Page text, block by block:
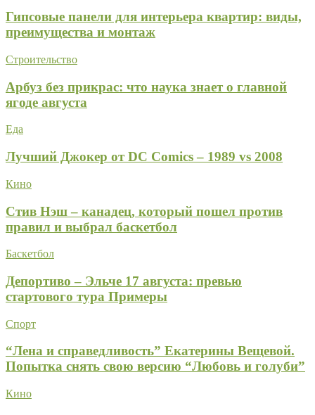
Гипсовые панели для интерьера квартир: виды,
преимущества и монтаж
Строительство
Арбуз без прикрас: что наука знает о главной
ягоде августа
Еда
Лучший Джокер от DC Comics – 1989 vs 2008
Кино
Стив Нэш – канадец, который пошел против
правил и выбрал баскетбол
Баскетбол
Депортиво – Эльче 17 августа: превью
стартового тура Примеры
Спорт
“Лена и справедливость” Екатерины Вещевой.
Попытка снять свою версию “Любовь и голуби”
Кино